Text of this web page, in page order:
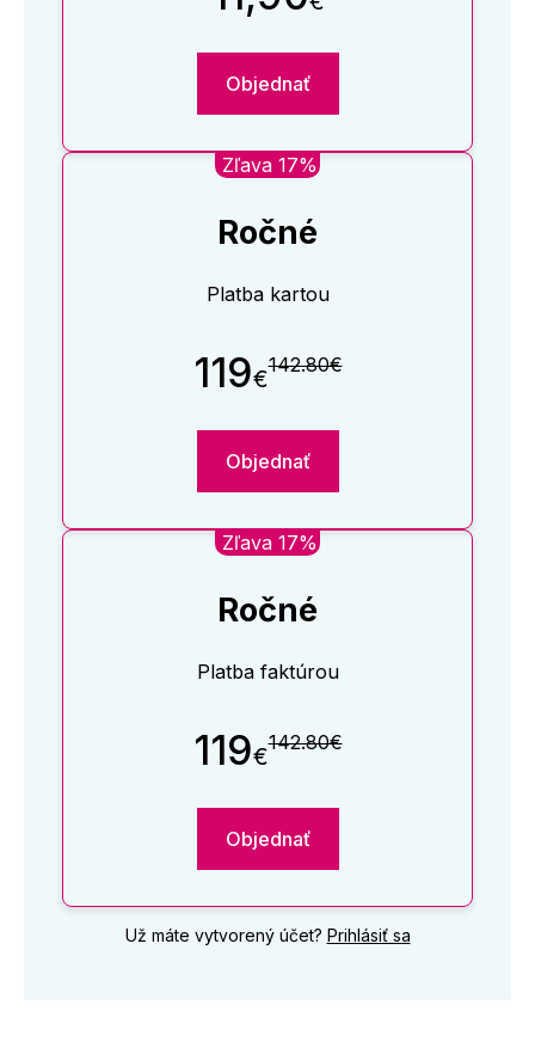
Objednať
Zľava 17%
Ročné
Platba kartou
119€142.80€
Objednať
Zľava 17%
Ročné
Platba faktúrou
119€142.80€
Objednať
Už máte vytvorený účet? Prihlásiť sa